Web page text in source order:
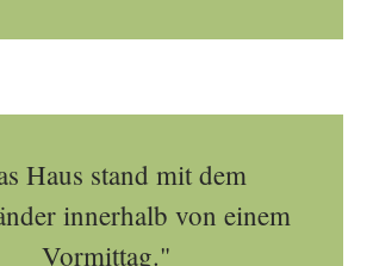
Haus stand mit dem
innerhalb von einem
Vormittag."